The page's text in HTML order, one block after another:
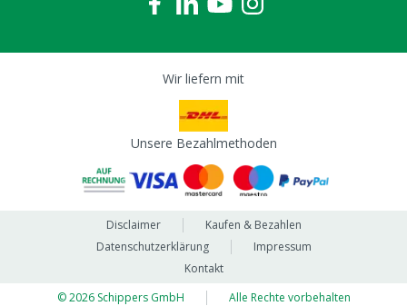
Wir liefern mit
Unsere Bezahlmethoden
Disclaimer
Kaufen & Bezahlen
Datenschutzerklärung
Impressum
Kontakt
© 2026 Schippers GmbH
Alle Rechte vorbehalten